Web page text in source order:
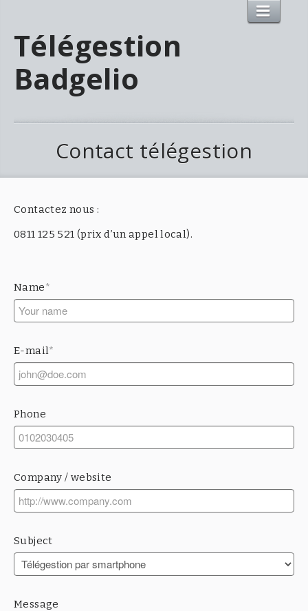
Télégestion
Badgelio
Contact télégestion
Contactez nous :
0811 125 521 (prix d’un appel local).
Name*
E-mail*
Phone
Company / website
Subject
Message